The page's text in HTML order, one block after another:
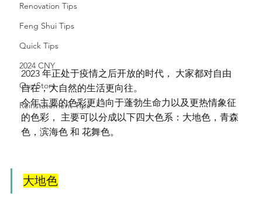
Renovation Tips
Feng Shui Tips
Quick Tips
2024 CNY
Our Story
Reinstatement Tips
2023 年正处于疫情之后开放的时代， 大家都对自由
自在，大自然的生活更向往。
今年主要的色彩更趋向于蓬勃生命力以及更热情象征
的色彩， 主要可以分成以下四大色系：大地色，青森
色，滨海色 和 花舞色。
大地色